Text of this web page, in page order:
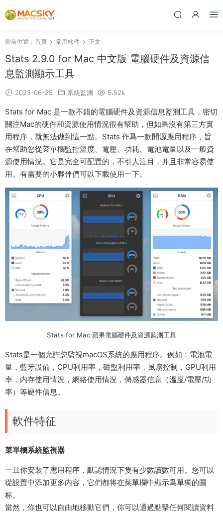
當前位置： 首頁 常用軟件 正文
Stats 2.9.0 for Mac 中文版 電腦硬件及資源信
息監測顯示工具
2023-06-25 系統監測 5.52k
Stats for Mac 是一款不錯的電腦硬件及資源信息監測工具，密切
關注Mac的硬件和資源使用情況很有幫助，但如果沒有第三方實
用程序，就無法做到這一點。Stats 作爲一款開源應用程序，旨
在幫助您從菜單欄監控溫度、電壓、功耗、電池電量以及一般資
源使用情況。它是完全可配置的，不引人注目，并且非常容易使
用。有需要的小夥伴們可以下載使用一下。
Stats for Mac 蘋果電腦硬件及資源監測工具
Stats是一個允許您監視macOS系統的應用程序。例如：電池電
量，藍牙設備，CPU利用率，磁盤利用率，風扇控制，GPU利用
率，内存使用情況，網絡使用情況，傳感器信息（溫度/電壓/功
率）等硬件信息。
軟件特征
菜單欄系統監視器
一旦你安裝了應用程序，默認情況下隻有少數讀數可用。您可以
從設置中添加更多内容，它們都将在菜單欄中顯示爲單獨的圖
标。
當然，你也可以自由地移動它們，你可以通過點擊任何閱讀資料